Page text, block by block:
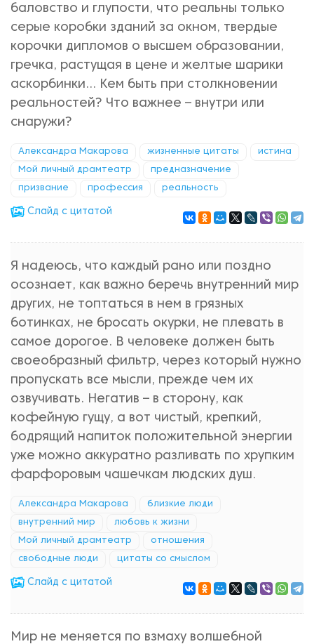
баловство и глупости, что реальны только
серые коробки зданий за окном, твердые
корочки дипломов о высшем образовании,
гречка, растущая в цене и желтые шарики
аскорбинки… Кем быть при столкновении
реальностей? Что важнее – внутри или
снаружи?
Александра Макарова жизненные цитаты истина
Мой личный драмтеатр предназначение
призвание профессия реальность
Cлайд с цитатой
Я надеюсь, что каждый рано или поздно
осознает, как важно беречь внутренний мир
других, не топтаться в нем в грязных
ботинках, не бросать окурки, не плевать в
самое дорогое. В человеке должен быть
своеобразный фильтр, через который нужно
пропускать все мысли, прежде чем их
озвучивать. Негатив – в сторону, как
кофейную гущу, а вот чистый, крепкий,
бодрящий напиток положительной энергии
уже можно аккуратно разливать по хрупким
фарфоровым чашечкам людских душ.
Александра Макарова близкие люди
внутренний мир любовь к жизни
Мой личный драмтеатр отношения
свободные люди цитаты со смыслом
Cлайд с цитатой
Мир не меняется по взмаху волшебной